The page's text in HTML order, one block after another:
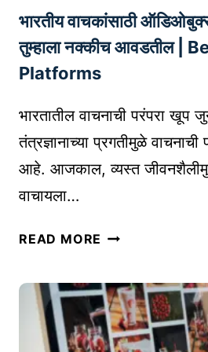
D
E
W
B
S
I
T
O
L
S
:
भा
ल
P
A
I
L
I
भारतीय वाचकांसाठी
तुम्हाला नक्कीच आवडतील |
Platforms
भारतातील वाचनाची परंपरा खूप
तंत्रज्ञानाच्या प्रगतीमुळे
आहे. आजकाल, व्यस्त
वाचायला…
READ MORE भा
य
वा
च